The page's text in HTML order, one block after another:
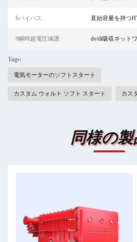
8バイパス: 直始容量を持つ
9瞬時超電圧保護: dv/dt吸収ネット
Tags:
電気モーターのソフトスタート
カスタム ウォルト ソフト スタート カス
同様の製